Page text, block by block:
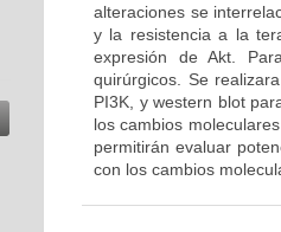
alteraciones se
y la resistencia a la
expresión de Akt.
quirúrgicos. Se
PI3K, y western blot
los cambios
permitirán evaluar
con los cambios